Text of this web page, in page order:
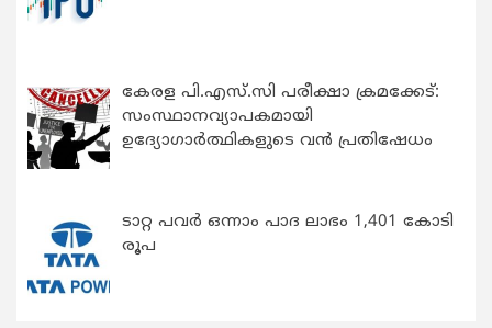
കേരള പി.എസ്.സി പരീക്ഷാ ക്രമക്കേട്:
സംസ്ഥാനവ്യാപകമായി
ഉദ്യോഗാര്‍ത്ഥികളുടെ വന്‍ പ്രതിഷേധം
ടാറ്റ പവർ ഒന്നാം പാദ ലാഭം 1,401 കോടി
രൂപ